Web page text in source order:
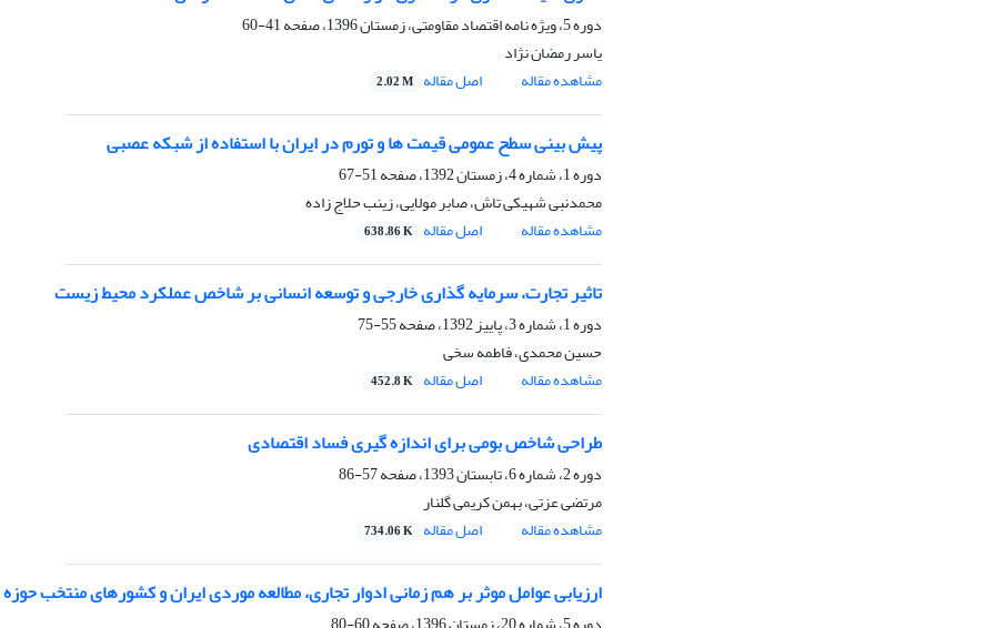
دوره 5، ویژه نامه اقتصاد مقاومتی، زمستان 1396، صفحه
41-60
یاسر رمضان نژاد
مشاهده مقاله
اصل مقاله 2.02 M
پیش بینی سطح عمومی قیمت ها و تورم در ایران با استفاده از شبکه عصبی
دوره 1، شماره 4، زمستان 1392، صفحه
51-67
محمدنبی شهیکی تاش، صابر مولایی، زینب حلاج زاده
مشاهده مقاله
اصل مقاله 638.86 K
تاثیر تجارت، سرمایه گذاری خارجی و توسعه انسانی بر شاخص عملکرد محیط زیست
دوره 1، شماره 3، پاییز 1392، صفحه
55-75
حسین محمدی، فاطمه سخی
مشاهده مقاله
اصل مقاله 452.8 K
طراحی شاخص بومی برای اندازه گیری فساد اقتصادی
دوره 2، شماره 6، تابستان 1393، صفحه
57-86
مرتضی عزتی، بهمن کریمی گلنار
مشاهده مقاله
اصل مقاله 734.06 K
ارزیابی عوامل موثر بر هم زمانی ادوار تجاری، مطالعه موردی ایران و کشورهای منتخب حوزه